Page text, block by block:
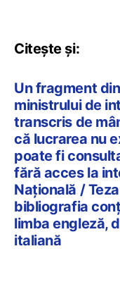
Citește și:
Un fragment
ministrului de
transcris de
că lucrarea nu
poate fi
fără acces la
Națională /
bibliografia
limba engleză,
italiană